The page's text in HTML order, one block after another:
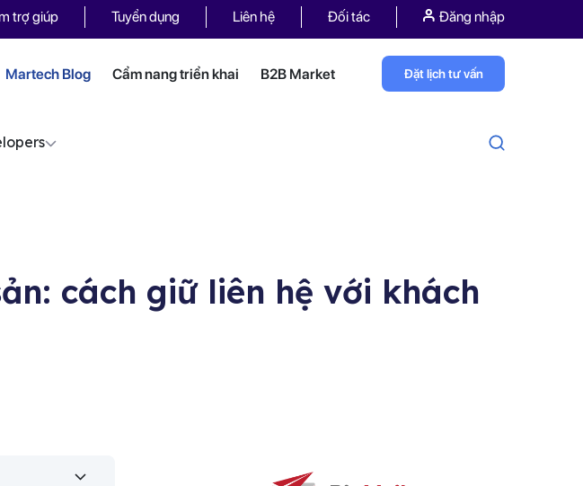
trợ giúp Tuyển dụng Liên hệ Đối tác Đăng nhập
Martech Blog Cẩm nang triển khai B2B Market Đặt lịch tư vấn
cách giữ liên hệ với khách